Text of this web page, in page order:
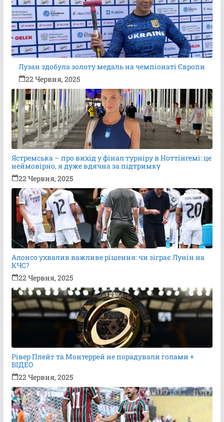
Лузан здобула золоту медаль на чемпіонаті Європи
22 Червня, 2025
Ястремська – про вихід у фінал турніру в Ноттінгемі: це
неймовірно, я дуже вдячна за підтримку
22 Червня, 2025
Алонсо ухвалив важливе рішення: чи зіграє Лунін на
КЧС?
22 Червня, 2025
Рівер Плейт та Монтеррей не порадували голами +
ВІДЕО
22 Червня, 2025